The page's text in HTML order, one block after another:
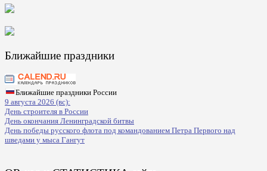
Ближайшие праздники
Ближайшие праздники России
9 августа 2026 (вс):
День строителя в России
День окончания Ленинградской битвы
День победы русского флота под командованием Петра Первого над
шведами у мыса Гангут